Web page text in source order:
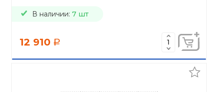
В наличии: 7 шт
12 910 a